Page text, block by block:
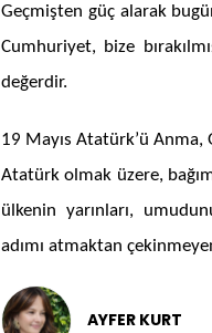
Geçmişten güç alarak
Cumhuriyet, bize
değerdir.
19 Mayıs Atatürk’ü Anma,
Atatürk olmak üzere,
ülkenin yarınları,
adımı atmaktan
AYFER KURT